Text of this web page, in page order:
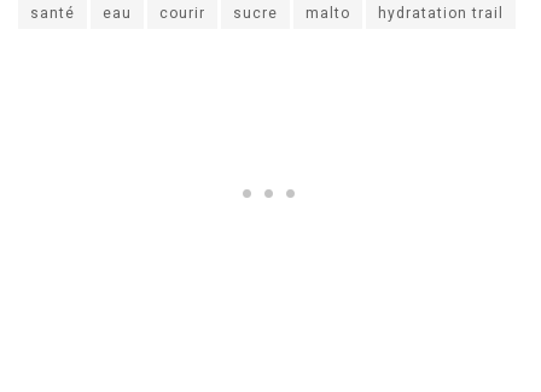
santé
eau courir sucre malto hydratation trail